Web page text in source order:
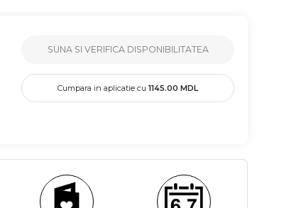
SUNA SI VERIFICA DISPONIBILITATEA
Cumpara in aplicatie cu1145.00 MDL